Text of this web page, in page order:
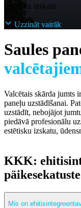
estētisku izskatu.
Uzzināt vairāk
Saules
Valcētais skārda jumts
paneļu uzstādīšanai.
uzstādīt, nebojājot
piedāvā profesionālu
estētisku izskatu,
KKK:
Mis on